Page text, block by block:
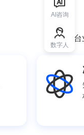
知识中
AI咨询
数字人